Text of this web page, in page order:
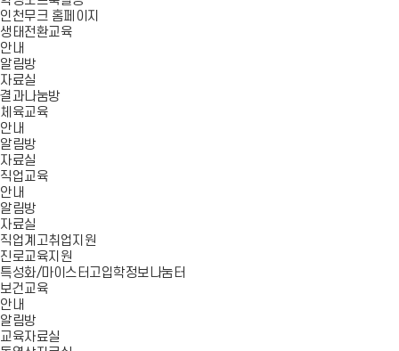
인천무크 홈페이지
생태전환교육
안내
알림방
자료실
결과나눔방
체육교육
안내
알림방
자료실
직업교육
안내
알림방
자료실
직업계고취업지원
진로교육지원
특성화/마이스터고입학정보나눔터
보건교육
안내
알림방
교육자료실